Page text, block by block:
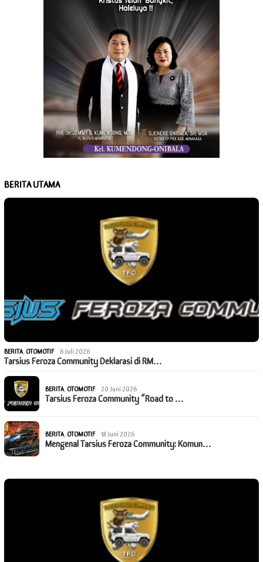
BERITA UTAMA
BERITA,OTOMOTIF 6 Juli 2026
Tarsius Feroza Community Deklarasi di RM…
BERITA,OTOMOTIF 20 Juni 2026
Tarsius Feroza Community “Road to …
BERITA,OTOMOTIF 18 Juni 2026
Mengenal Tarsius Feroza Community: Komun…